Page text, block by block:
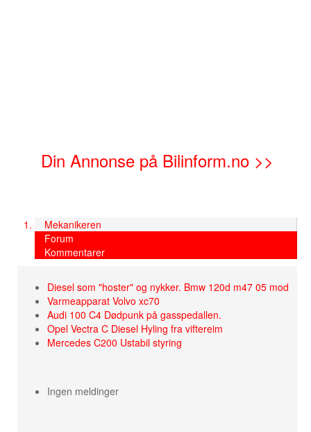
Din Annonse på Bilinform.no >>
Mekanikeren
Forum
Kommentarer
Diesel som "hoster" og nykker. Bmw 120d m47 05 mod
Varmeapparat Volvo xc70
Audi 100 C4 Dødpunk på gasspedallen.
Opel Vectra C Diesel Hyling fra viftereim
Mercedes C200 Ustabil styring
Ingen meldinger